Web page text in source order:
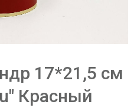
17*21,5 см
Красный